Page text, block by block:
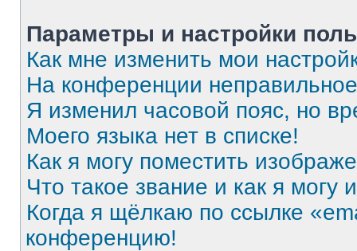
Параметры и настройки
Как мне изменить мои
На конференции
Я изменил часовой пояс, но
Моего языка нет в списке!
Как я могу поместить
Что такое звание и как я могу
Когда я щёлкаю по ссылке
конференцию!